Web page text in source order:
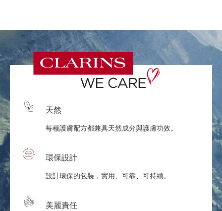
天然
每種護膚配方都兼具天然成分與護膚功效。
環保設計
設計環保的包裝，實用、可靠、可持續。
美麗責任